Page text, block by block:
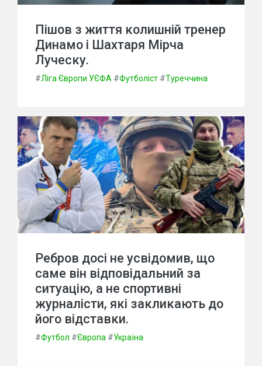
Пішов з життя колишній тренер
Динамо і Шахтаря Мірча
Луческу.
#Ліга Європи УЄФА #Футболіст #Туреччина
Ребров досі не усвідомив, що
саме він відповідальний за
ситуацію, а не спортивні
журналісти, які закликають до
його відставки.
#Футбол #Європа #Україна